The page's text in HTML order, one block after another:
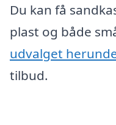
Du kan få
plast og både
udvalget
tilbud.